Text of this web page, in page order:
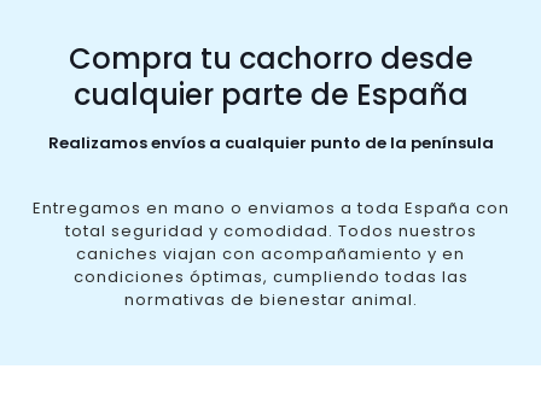
Compra tu cachorro desde
cualquier parte de España
Realizamos envíos a cualquier punto de la península
Entregamos en mano o enviamos a toda España con
total seguridad y comodidad. Todos nuestros
caniches viajan con acompañamiento y en
condiciones óptimas, cumpliendo todas las
normativas de bienestar animal.